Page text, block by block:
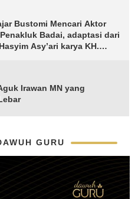
Bustomi Mencari Aktor
Badai, adaptasi dari
Asy’ari karya KH.
Irawan MN yang
GURU